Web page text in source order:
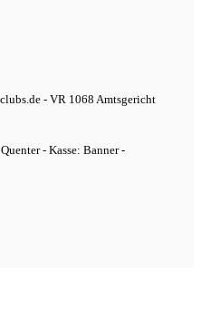
- VR 1068 Amtsgericht
- Kasse: Banner -